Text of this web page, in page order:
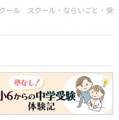
ール
スクール・ならいごと・受